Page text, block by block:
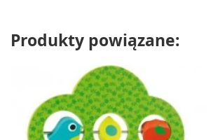
Produkty powiązane: